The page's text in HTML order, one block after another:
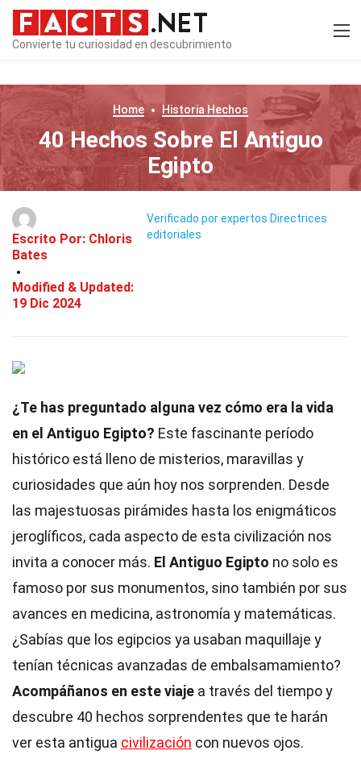
Convierte tu curiosidad en descubrimiento
Home Historia Hechos
40 Hechos Sobre El Antiguo
Egipto
Escrito Por: Chloris
Bates
Modified & Updated:
19 Dic 2024
Verificado por expertos Directrices
editoriales
¿Te has preguntado alguna vez cómo era la vida
en el Antiguo Egipto? Este fascinante período
histórico está lleno de misterios, maravillas y
curiosidades que aún hoy nos sorprenden. Desde
las majestuosas pirámides hasta los enigmáticos
jeroglíficos, cada aspecto de esta civilización nos
invita a conocer más. El Antiguo Egipto no solo es
famoso por sus monumentos, sino también por sus
avances en medicina, astronomía y matemáticas.
¿Sabías que los egipcios ya usaban maquillaje y
tenían técnicas avanzadas de embalsamamiento?
Acompáñanos en este viaje a través del tiempo y
descubre 40 hechos sorprendentes que te harán
ver esta antigua civilización con nuevos ojos.